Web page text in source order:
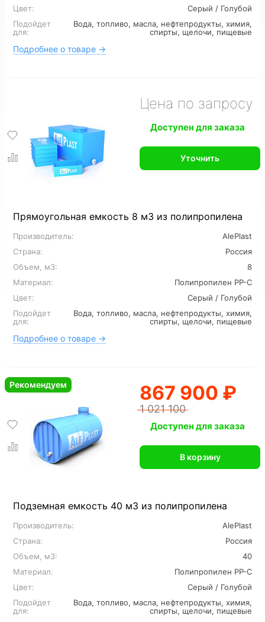
12 м3 16 м3
Цвет:
Серый / Голубой
Подойдет
для:
Вода, топливо, масла, нефтепродукты, химия,
спирты, щелочи, пищевые
Подробнее о товаре →
Прямоугольная емкость 8 м3 из полипропилена
Производитель:
AlePlast
Страна:
Россия
Объем, м3:
8
Материал:
Полипропилен PP-C
Цвет:
Серый / Голубой
Подойдет
для:
Вода, топливо, масла, нефтепродукты, химия,
спирты, щелочи, пищевые
Подробнее о товаре →
Цена по запросу
Доступен для заказа
Уточнить
Подземная емкость 40 м3 из полипропилена
Производитель:
AlePlast
Страна:
Россия
Объем, м3:
40
Материал:
Полипропилен PP-C
Цвет:
Серый / Голубой
Подойдет
для:
Вода, топливо, масла, нефтепродукты, химия,
спирты, щелочи, пищевые
867 900 ₽
1 021 100
Рекомендуем
Доступен для заказа
В корзину